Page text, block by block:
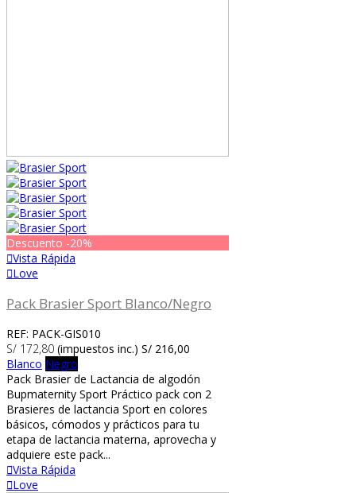
Descuento -20%
Vista Rápida
Love
Pack Brasier Sport Blanco/Negro
REF: PACK-GIS010
S/ 172,80 (impuestos inc.) S/ 216,00
Blanco Negro
Pack Brasier de Lactancia de algodón
Bupmaternity Sport Práctico pack con 2
Brasieres de lactancia Sport en colores
básicos, cómodos y prácticos para tu
etapa de lactancia materna, aprovecha y
adquiere este pack...
Vista Rápida
Love